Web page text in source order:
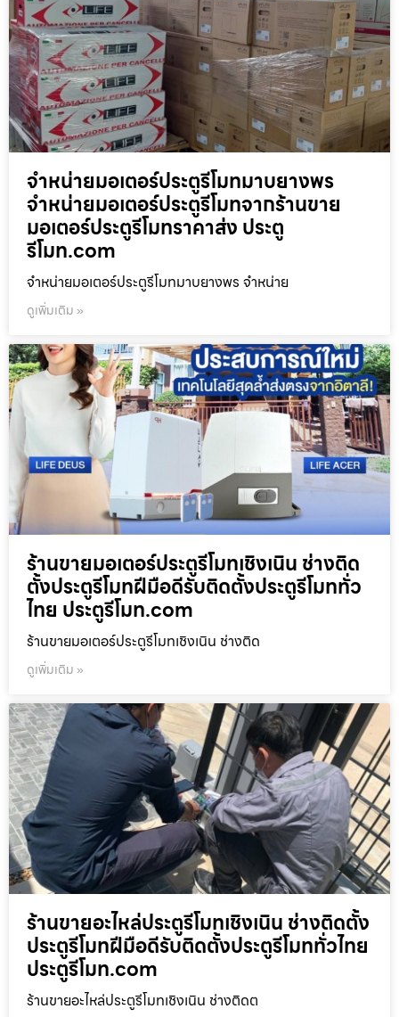
จำหน่ายมอเตอร์ประตูรีโมทมาบยางพร
จำหน่ายมอเตอร์ประตูรีโมทจากร้านขาย
มอเตอร์ประตูรีโมทราคาส่ง ประตู
รีโมท.com
จำหน่ายมอเตอร์ประตูรีโมทมาบยางพร จำหน่าย
ดูเพิ่มเติม »
ร้านขายมอเตอร์ประตูรีโมทเชิงเนิน ช่างติด
ตั้งประตูรีโมทฝีมือดีรับติดตั้งประตูรีโมททั่ว
ไทย ประตูรีโมท.com
ร้านขายมอเตอร์ประตูรีโมทเชิงเนิน ช่างติด
ดูเพิ่มเติม »
ร้านขายอะไหล่ประตูรีโมทเชิงเนิน ช่างติดตั้ง
ประตูรีโมทฝีมือดีรับติดตั้งประตูรีโมททั่วไทย
ประตูรีโมท.com
ร้านขายอะไหล่ประตูรีโมทเชิงเนิน ช่างติดต